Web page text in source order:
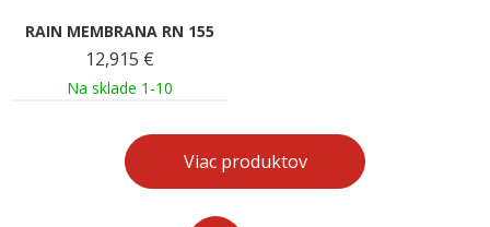
RAIN MEMBRANA RN 155
12,915 €
Na sklade 1-10
Viac produktov